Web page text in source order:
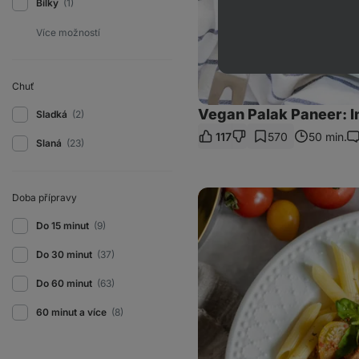
Bílky (1)
Chuť
Sladká (2)
Slaná (23)
Doba přípravy
Do 15 minut (9)
Do 30 minut (37)
Do 60 minut (63)
60 minut a více (8)
Vegan Palak Paneer:
117 570 50 min.
Těstoviny
ricottou,
rajčaty
a